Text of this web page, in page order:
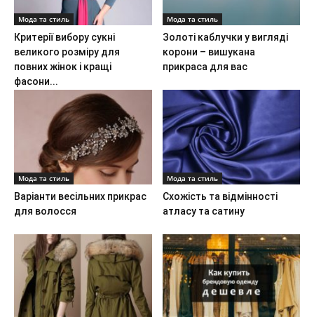
Мода та стиль
Критерії вибору сукні
великого розміру для
повних жінок і кращі
фасони...
Мода та стиль
Золоті каблучки у вигляді
корони – вишукана
прикраса для вас
Мода та стиль
Варіанти весільних прикрас
для волосся
Мода та стиль
Схожість та відмінності
атласу та сатину